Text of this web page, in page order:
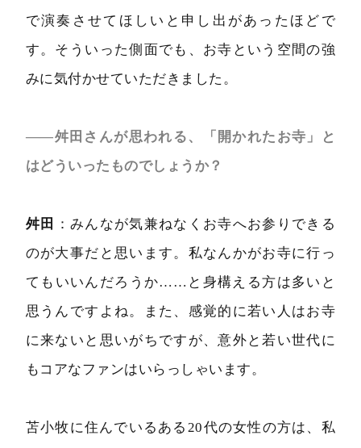
で演奏させてほしいと申し出があったほどで
す。そういった側面でも、お寺という空間の強
みに気付かせていただきました。
――舛田さんが思われる、「開かれたお寺」と
はどういったものでしょうか？
舛田
：みんなが気兼ねなくお寺へお参りできる
のが大事だと思います。私なんかがお寺に行っ
てもいいんだろうか……と身構える方は多いと
思うんですよね。また、感覚的に若い人はお寺
に来ないと思いがちですが、意外と若い世代に
もコアなファンはいらっしゃいます。
苫小牧に住んでいるある20代の女性の方は、私